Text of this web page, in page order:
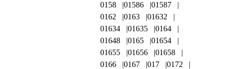
0158
01586
01587
0162
0163
01632
01634
01635
0164
01648
0165
01654
01655
01656
01658
0166
0167 017
0172